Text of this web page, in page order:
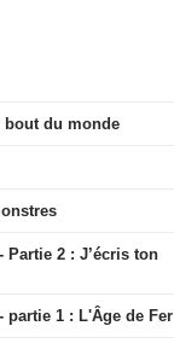
bout du monde
Partie 2 : J’écris ton
partie 1 : L'Âge de Fer